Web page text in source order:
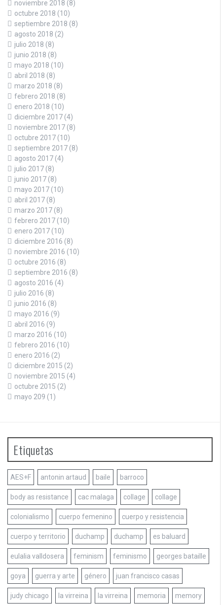
noviembre 2018 (8)
octubre 2018 (10)
septiembre 2018 (8)
agosto 2018 (2)
julio 2018 (8)
junio 2018 (8)
mayo 2018 (10)
abril 2018 (8)
marzo 2018 (8)
febrero 2018 (8)
enero 2018 (10)
diciembre 2017 (4)
noviembre 2017 (8)
octubre 2017 (10)
septiembre 2017 (8)
agosto 2017 (4)
julio 2017 (8)
junio 2017 (8)
mayo 2017 (10)
abril 2017 (8)
marzo 2017 (8)
febrero 2017 (10)
enero 2017 (10)
diciembre 2016 (8)
noviembre 2016 (10)
octubre 2016 (8)
septiembre 2016 (8)
agosto 2016 (4)
julio 2016 (8)
junio 2016 (8)
mayo 2016 (9)
abril 2016 (9)
marzo 2016 (10)
febrero 2016 (10)
enero 2016 (2)
diciembre 2015 (2)
noviembre 2015 (4)
octubre 2015 (2)
mayo 209 (1)
Etiquetas
AES+F antonin artaud baile barroco
body as resistance cac malaga collage collage
colonialismo cuerpo femenino cuerpo y resistencia
cuerpo y territorio duchamp duchamp es baluard
eulalia valldosera feminism feminismo georges bataille
goya guerra y arte género juan francisco casas
judy chicago la virreina la virreina memoria memory